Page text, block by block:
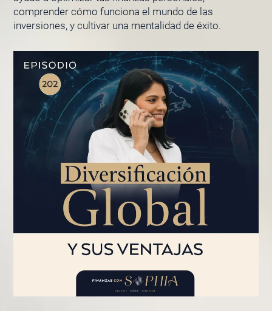
comprender cómo funciona el mundo de las
inversiones, y cultivar una mentalidad de éxito.
PÁGINA
PÁGINA
PÁGINAPÁGINA